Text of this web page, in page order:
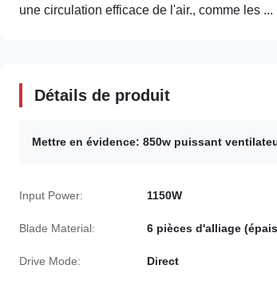
une circulation efficace de l'air., comme les ...
Détails de produit
Mettre en évidence: 850w puissant
Input Power: 1150W
Blade Material: 6 pièces d'alliage
Drive Mode: Direct